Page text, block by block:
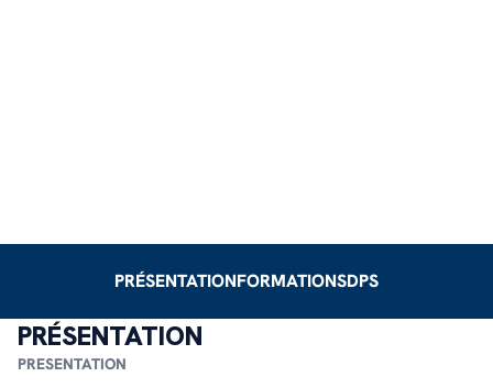
PRÉSENTATIONFORMATIONSDPS
PRÉSENTATION
PRESENTATION